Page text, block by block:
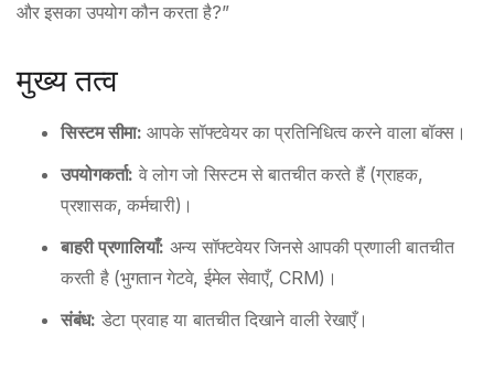
और इसका उपयोग कौन करता है?”
मुख्य तत्व
सिस्टम सीमा: आपके सॉफ्टवेयर का प्रतिनिधित्व करने वाला बॉक्स।
उपयोगकर्ता: वे लोग जो सिस्टम से बातचीत करते हैं (ग्राहक,
प्रशासक, कर्मचारी)।
बाहरी प्रणालियाँ: अन्य सॉफ्टवेयर जिनसे आपकी प्रणाली बातचीत
करती है (भुगतान गेटवे, ईमेल सेवाएँ, CRM)।
संबंध: डेटा प्रवाह या बातचीत दिखाने वाली रेखाएँ।